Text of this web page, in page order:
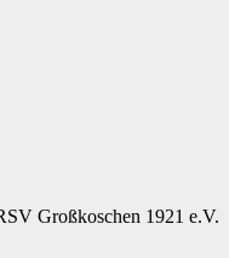
Großkoschen 1921 e.V.